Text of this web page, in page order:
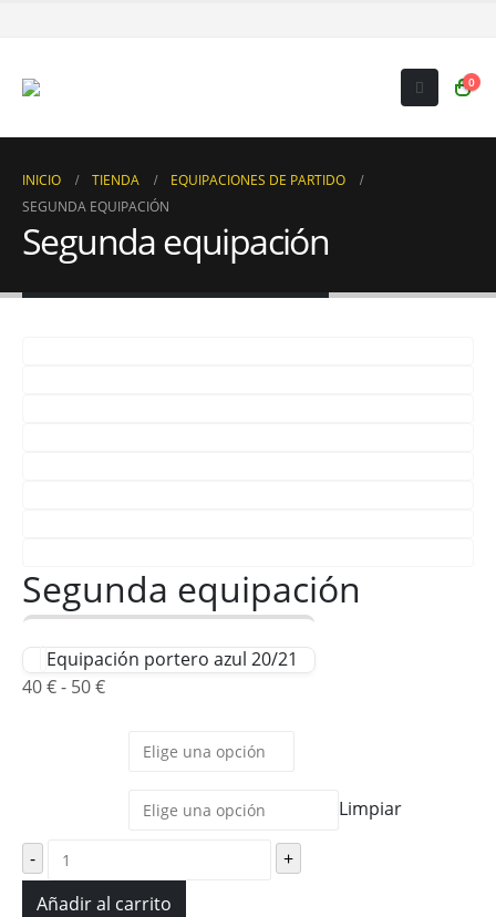
0
INICIO TIENDA
EQUIPACIONES DE PARTIDO
SEGUNDA EQUIPACIÓN
Segunda equipación
Segunda equipación
Equipación portero azul 20/21
40€- 50€Rango
desde
hasta
Limpiar
-
+
Añadir al carrito